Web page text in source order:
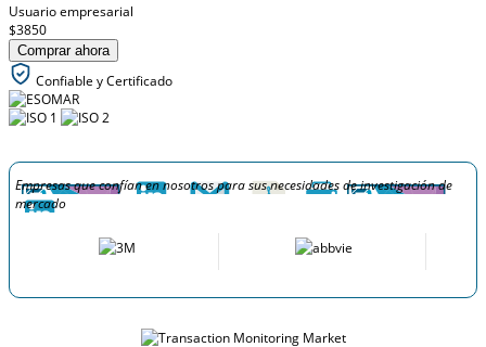
Usuario empresarial
$3850
Comprar ahora
Confiable y Certificado
Empresas que confían en nosotros para sus necesidades de investigación de
mercado